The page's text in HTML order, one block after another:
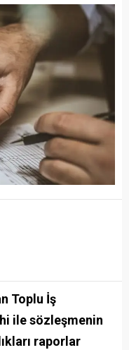
Toplu İş
ile sözleşmenin
raporlar